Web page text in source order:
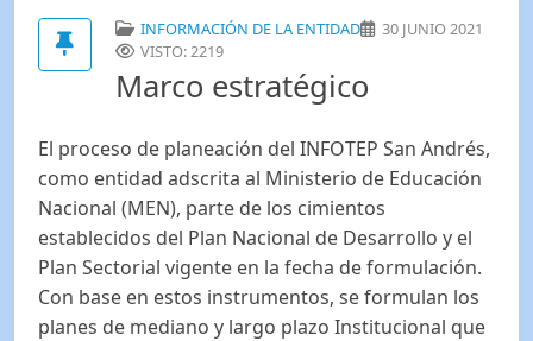
INFORMACIÓN DE LA ENTIDAD
30 JUNIO 2021
VISTO: 2219
Marco estratégico
El proceso de planeación del INFOTEP San Andrés,
como entidad adscrita al Ministerio de Educación
Nacional (MEN), parte de los cimientos
establecidos del Plan Nacional de Desarrollo y el
Plan Sectorial vigente en la fecha de formulación.
Con base en estos instrumentos, se formulan los
planes de mediano y largo plazo Institucional que